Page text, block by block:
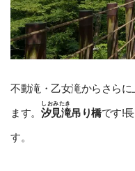
不動滝・乙女滝からさら
ます。 汐見滝
しおみたき
吊り橋です!
す。